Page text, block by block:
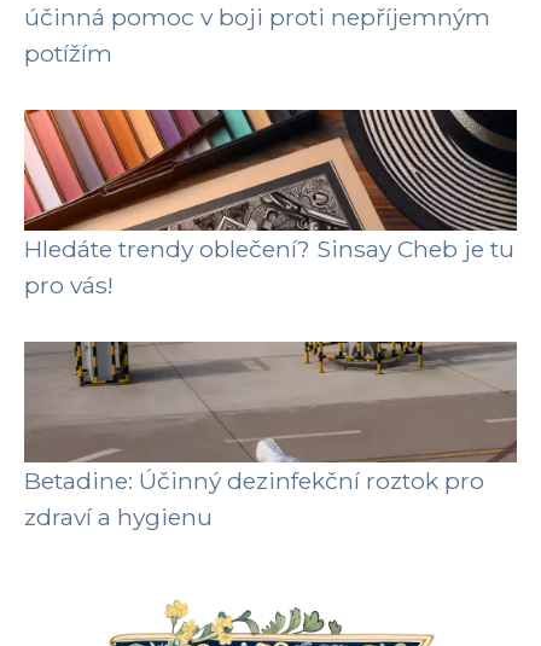
účinná pomoc v boji proti nepříjemným
potížím
Hledáte trendy oblečení? Sinsay Cheb je tu
pro vás!
Betadine: Účinný dezinfekční roztok pro
zdraví a hygienu